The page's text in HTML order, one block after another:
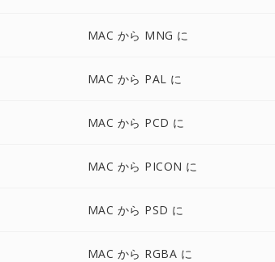
MAC から MNG に
MAC から PAL に
MAC から PCD に
MAC から PICON に
MAC から PSD に
MAC から RGBA に